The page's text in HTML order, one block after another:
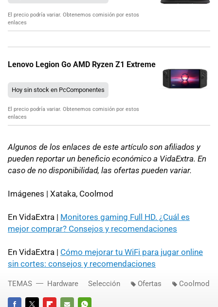
El precio podría variar. Obtenemos comisión por estos
enlaces
Lenovo Legion Go AMD Ryzen Z1 Extreme
Hoy sin stock en PcComponentes
El precio podría variar. Obtenemos comisión por estos
enlaces
Algunos de los enlaces de este artículo son afiliados y
pueden reportar un beneficio económico a VidaExtra. En
caso de no disponibilidad, las ofertas pueden variar.
Imágenes | Xataka, Coolmod
En VidaExtra | Monitores gaming Full HD. ¿Cuál es
mejor comprar? Consejos y recomendaciones
En VidaExtra | Cómo mejorar tu WiFi para jugar online
sin cortes: consejos y recomendaciones
TEMAS Hardware Selección Ofertas Coolmod